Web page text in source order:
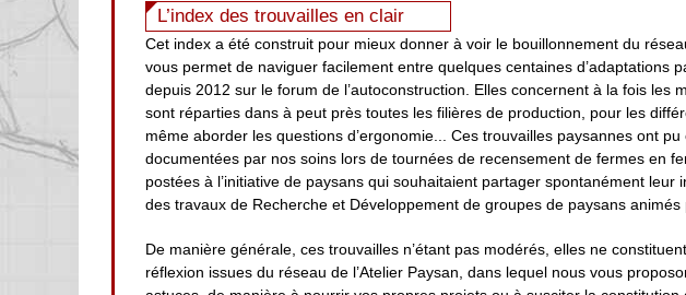
L’index des trouvailles en clair
Cet index a été construit pour mieux donner à voir le bouillonnement du
vous permet de naviguer facilement entre quelques centaines d’adaptations
depuis 2012 sur le forum de l’autoconstruction. Elles concernent à la fois les
sont réparties dans à peut près toutes les filières de production, pour les
même aborder les questions d’ergonomie... Ces trouvailles paysannes ont
documentées par nos soins lors de tournées de recensement de fermes en
postées à l’initiative de paysans qui souhaitaient partager spontanément leur
des travaux de Recherche et Développement de groupes de paysans animés
De manière générale, ces trouvailles n’étant pas modérés, elles ne
réflexion issues du réseau de l’Atelier Paysan, dans lequel nous vous